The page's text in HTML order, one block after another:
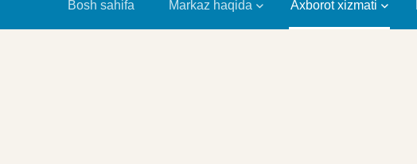
Bosh sahifa Markaz haqida Axborot xizmati